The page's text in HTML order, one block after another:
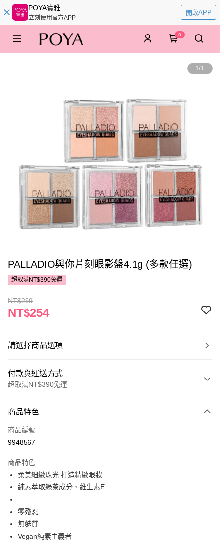
POYA寶雅
立刻使用官方APP
開啟APP
0
1/1
PALLADIO與你片刻眼影盤4.1g (多款任選)
超取滿NT$390免運
NT$299
NT$254
請選擇商品選項
付款與運送方式
超取滿NT$390免運
POYA支付
信用卡一次付款
LINE Pay
Apple Pay
街口支付
悠遊付
商品特色
商品編號
9948567
商品特色
柔美細緻珠光 打造精緻眼妝
純素萃取綠茶成分、維生素E
零殘忍
無麩質
Vegan純素主義者